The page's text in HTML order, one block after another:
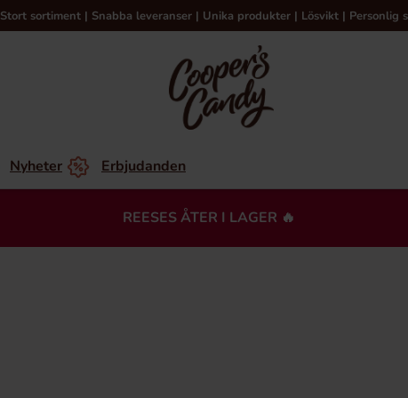
Stort sortiment | Snabba leveranser | Unika produkter | Lösvikt | Personlig
Nyheter Erbjudanden
REESES ÅTER I LAGER 🔥